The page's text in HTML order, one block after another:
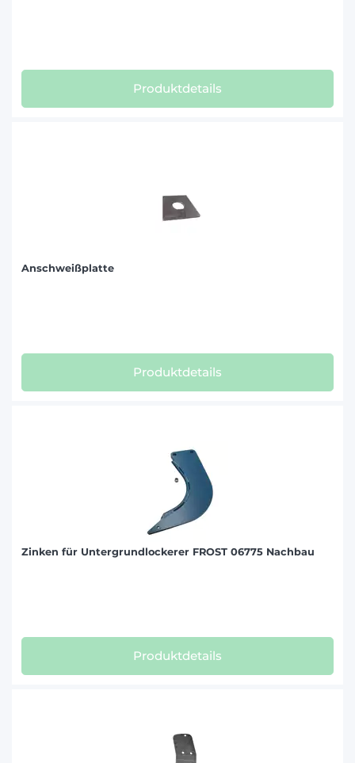
Produktdetails
Anschweißplatte
Produktdetails
Zinken für Untergrundlockerer FROST 06775 Nachbau
Produktdetails